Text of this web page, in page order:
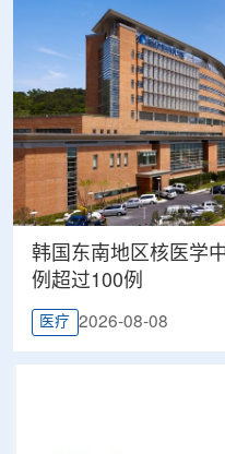
韩国东南地区核医学
例超过100例
医疗 2026-08-08